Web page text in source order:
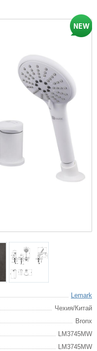
Lemark
Чехия/Китай
Bronx
LM3745MW
LM3745MW